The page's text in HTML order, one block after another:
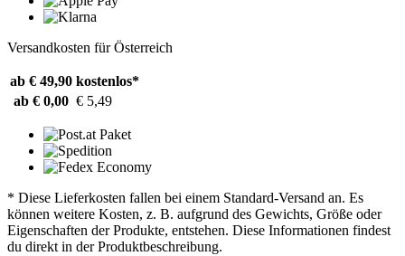
Versandkosten für Österreich
ab € 49,90 kostenlos*
ab € 0,00 € 5,49
* Diese Lieferkosten fallen bei einem Standard-Versand an. Es
können weitere Kosten, z. B. aufgrund des Gewichts, Größe oder
Eigenschaften der Produkte, entstehen. Diese Informationen findest
du direkt in der Produktbeschreibung.